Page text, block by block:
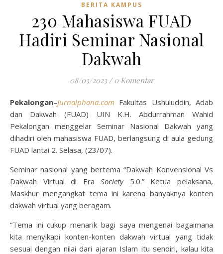
BERITA KAMPUS
230 Mahasiswa FUAD
Hadiri Seminar Nasional
Dakwah
08/03/2023 / 0 Komentar
Pekalongan–Jurnalphona.com Fakultas Ushuluddin, Adab
dan Dakwah (FUAD) UIN K.H. Abdurrahman Wahid
Pekalongan menggelar Seminar Nasional Dakwah yang
dihadiri oleh mahasiswa FUAD, berlangsung di aula gedung
FUAD lantai 2. Selasa, (23/07).
Seminar nasional yang bertema “Dakwah Konvensional Vs
Dakwah Virtual di EraSociety5.0.” Ketua pelaksana,
Maskhur mengangkat tema ini karena banyaknya konten
dakwah virtual yang beragam.
“Tema ini cukup menarik bagi saya mengenai bagaimana
kita menyikapi konten-konten dakwah virtual yang tidak
sesuai dengan nilai dari ajaran Islam itu sendiri, kalau kita